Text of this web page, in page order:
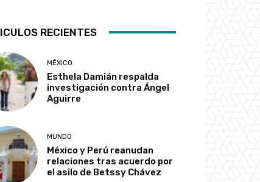
RECIENTES
MÉXICO
Esthela Damián respalda
investigación contra Ángel
Aguirre
MUNDO
México y Perú reanudan
relaciones tras acuerdo por
el asilo de Betssy Chávez